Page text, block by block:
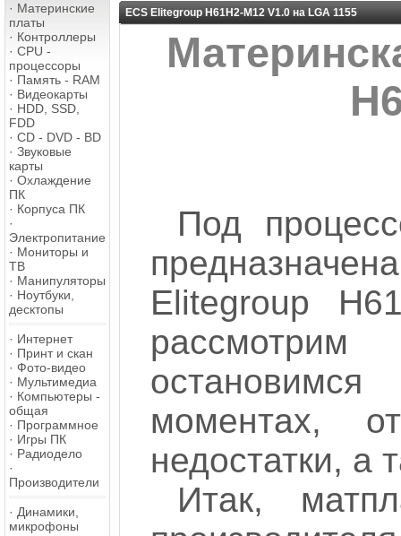
· Материнские
платы
· Контроллеры
· CPU -
процессоры
· Память - RAM
· Видеокарты
· HDD, SSD,
FDD
· CD - DVD - BD
· Звуковые
карты
· Охлаждение
ПК
· Корпуса ПК
·
Электропитание
· Мониторы и
ТВ
· Манипуляторы
· Ноутбуки,
десктопы
· Интернет
· Принт и скан
· Фото-видео
· Мультимедиа
· Компьютеры -
общая
· Программное
· Игры ПК
· Радиодело
·
Производители
· Динамики,
микрофоны
ECS Elitegroup H61H2-M12 V1.0 на LGA 1155
Под
Elitegroup
моментах,
недостатки, а
Итак,